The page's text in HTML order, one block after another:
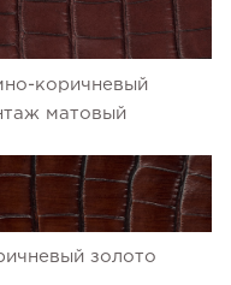
коричневый
матовый
золото